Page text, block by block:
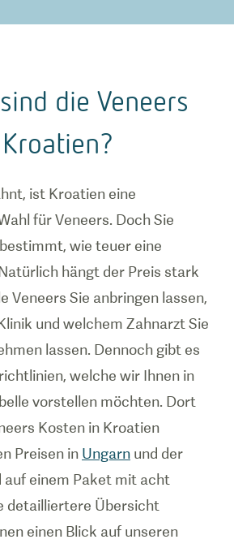
die Veneers
ist Kroatien eine
für Veneers. Doch Sie
wie teuer eine
hängt der Preis stark
Veneers Sie anbringen lassen,
und welchem Zahnarzt Sie
lassen. Dennoch gibt es
welche wir Ihnen in
vorstellen möchten. Dort
Kosten in Kroatien
Preisen in Ungarn und der
auf einem Paket mit acht
detailliertere Übersicht
einen Blick auf unseren